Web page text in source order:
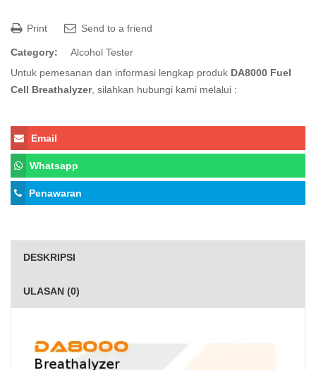
Print Send to a friend
Category:
Alcohol Tester
Untuk pemesanan dan informasi lengkap produk DA8000 Fuel
Cell Breathalyzer, silahkan hubungi kami melalui :
Email
Whatsapp
Penawaran
DESKRIPSI
ULASAN (0)